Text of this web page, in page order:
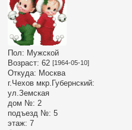
Пол: Мужской
Возраст: 62 [1964-05-10]
Откуда: Москва
г.Чехов мкр.Губернский:
ул.Земская
дом №: 2
подъезд №: 5
этаж: 7